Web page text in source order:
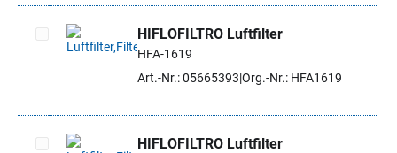
Artikel auswählen
HIFLOFILTRO Luftfilter
HFA-1619
Art.-Nr.: 05665393 Org.-Nr.: HFA1619
HIFLOFILTRO Luftfilter